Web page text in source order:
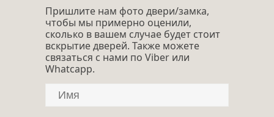
Пришлите нам фото двери/замка,
чтобы мы примерно оценили,
сколько в вашем случае будет стоит
вскрытие дверей. Также можете
связаться с нами по Viber или
Whatcapp.